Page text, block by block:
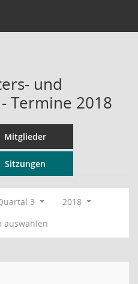
und
Termine 2018
Mitglieder
Sitzungen
3
2018
auswählen